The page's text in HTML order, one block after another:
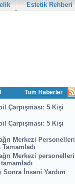
Estetik Rehberi
Tüm Haberler
Çarpışması: 5 Kişi
Çarpışması: 5 Kişi
Merkezi Personelleri
Merkezi personelleri
Sonra İnsani Yardım